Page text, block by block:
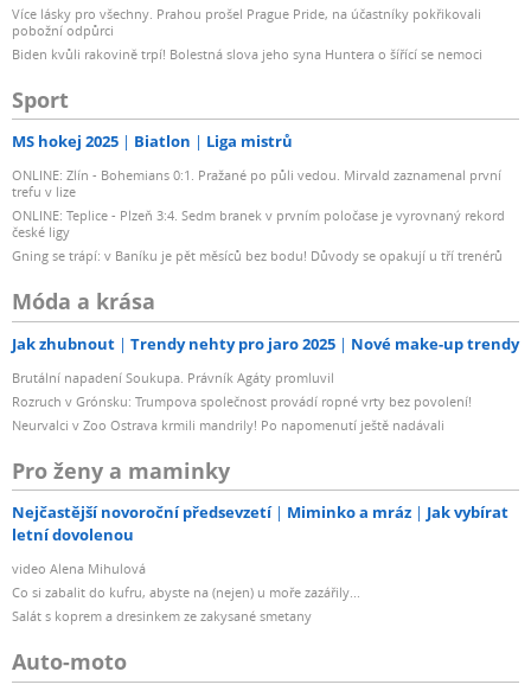
Více lásky pro všechny. Prahou prošel Prague Pride, na účastníky pokřikovali
pobožní odpůrci
Biden kvůli rakovině trpí! Bolestná slova jeho syna Huntera o šířící se nemoci
Sport
MS hokej 2025 Biatlon Liga mistrů
ONLINE: Zlín - Bohemians 0:1. Pražané po půli vedou. Mirvald zaznamenal první
trefu v lize
ONLINE: Teplice - Plzeň 3:4. Sedm branek v prvním poločase je vyrovnaný rekord
české ligy
Gning se trápí: v Baníku je pět měsíců bez bodu! Důvody se opakují u tří trenérů
Móda a krása
Jak zhubnout Trendy nehty pro jaro 2025 Nové make-up trendy
Brutální napadení Soukupa. Právník Agáty promluvil
Rozruch v Grónsku: Trumpova společnost provádí ropné vrty bez povolení!
Neurvalci v Zoo Ostrava krmili mandrily! Po napomenutí ještě nadávali
Pro ženy a maminky
Nejčastější novoroční předsevzetí Miminko a mráz
Jak vybírat
letní dovolenou
video Alena Mihulová
Co si zabalit do kufru, abyste na (nejen) u moře zazářily...
Salát s koprem a dresinkem ze zakysané smetany
Auto-moto